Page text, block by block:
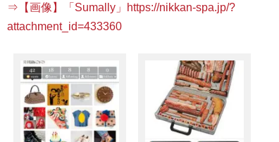
⇒【画像】「Sumally」https://nikkan-spa.jp/?
attachment_id=433360